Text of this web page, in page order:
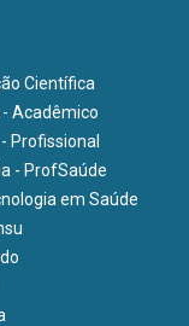
Científica
Acadêmico
Profissional
- ProfSaúde
em Saúde